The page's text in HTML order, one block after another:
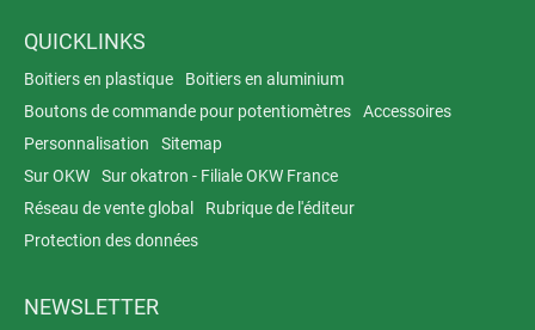
QUICKLINKS
Boitiers en plastique
Boitiers en aluminium
Boutons de commande pour potentiomètres
Accessoires
Personnalisation
Sitemap
Sur OKW
Sur okatron - Filiale OKW France
Réseau de vente global
Rubrique de l'éditeur
Protection des données
NEWSLETTER